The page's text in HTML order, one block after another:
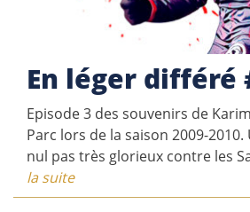
En léger différé
Episode 3 des souvenirs de
Parc lors de la saison 2009-
nul pas très glorieux contre les
la suite